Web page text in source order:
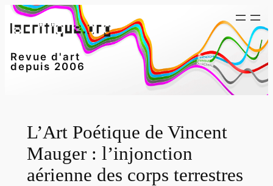
Aller
au
Revue d'art
depuis 2006
L’Art Poétique de Vincent
Mauger : l’injonction
aérienne des corps terrestres